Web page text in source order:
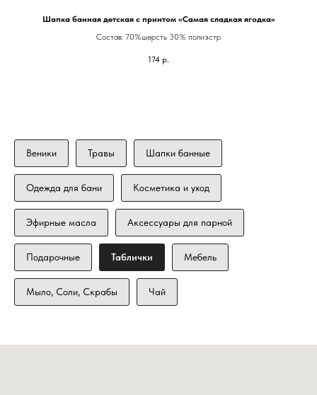
Шапка банная детская с принтом «Самая сладкая ягодка»
Состав: 70%шерсть 30% полиэстр
174 р.
Веники Травы Шапки банные
Одежда для бани Косметика и уход
Эфирные масла Аксессуары для парной
Подарочные Таблички Мебель
Мыло, Соли, Скрабы Чай